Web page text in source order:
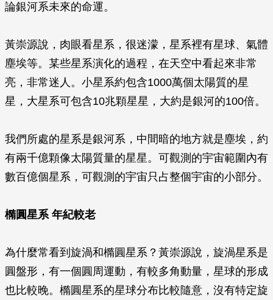
論銀河系未來的命運。
黃崇源說，肉眼看星系，很迷濛，星系裡有星球、氣體
塵埃等。某些星系演化的過程，在天空中看起來非常
亮，非常迷人。小星系約包含1000萬個太陽質的星
星，大星系可包含10兆顆星星，大約是銀河的100倍。
我們所處的星系是銀河系，中間暗的地方就是塵埃，約
有兩千億顆像太陽質量的星星。可觀測的宇宙範圍內有
數百億個星系，可觀測的宇宙只占整個宇宙的小部分。
橢圓星系 年紀較老
為什麼常看到旋渦和橢圓星系？黃崇源說，旋渦星系是
圓盤形，有一個圓周運動，有較多角動量，星球的形成
也比較晚。橢圓星系的星球分布比較隨意，沒有特定旋